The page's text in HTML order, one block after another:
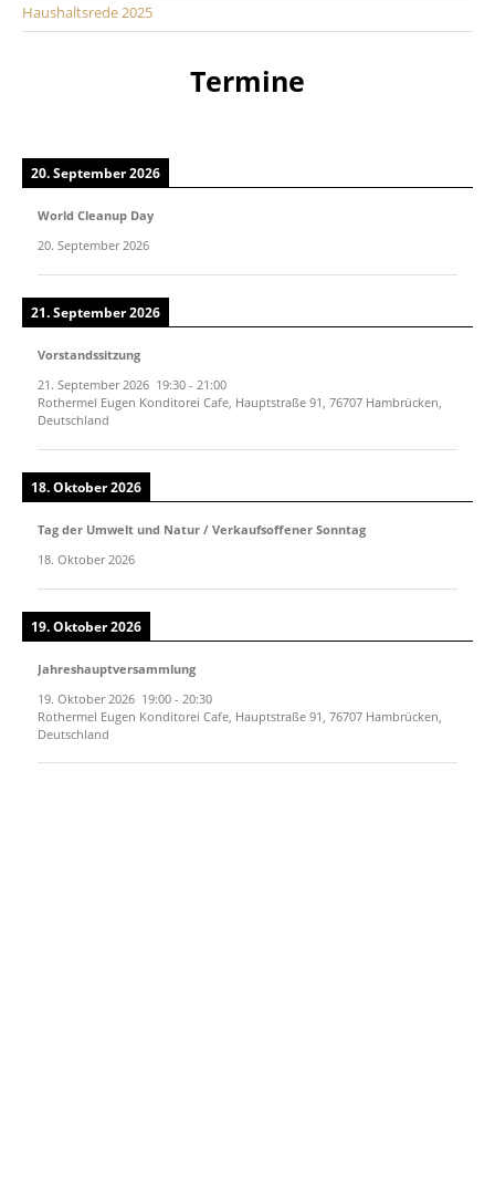
Haushaltsrede 2025
Termine
20. September 2026
World Cleanup Day
20. September 2026
21. September 2026
Vorstandssitzung
21. September 2026 19:30 - 21:00
Rothermel Eugen Konditorei Cafe, Hauptstraße 91, 76707 Hambrücken,
Deutschland
18. Oktober 2026
Tag der Umwelt und Natur / Verkaufsoffener Sonntag
18. Oktober 2026
19. Oktober 2026
Jahreshauptversammlung
19. Oktober 2026 19:00 - 20:30
Rothermel Eugen Konditorei Cafe, Hauptstraße 91, 76707 Hambrücken,
Deutschland